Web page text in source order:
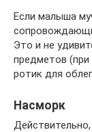
Если малыша
Это и не
предметов (при
ротик для
Насморк